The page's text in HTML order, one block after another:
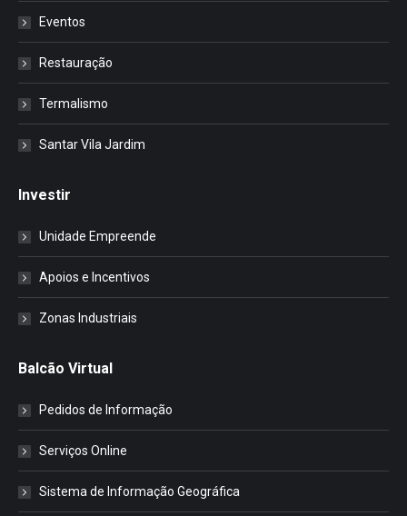
Eventos
Restauração
Termalismo
Santar Vila Jardim
Investir
Unidade Empreende
Apoios e Incentivos
Zonas Industriais
Balcão Virtual
Pedidos de Informação
Serviços Online
Sistema de Informação Geográfica